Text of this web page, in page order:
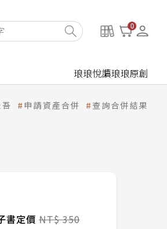
0
琅琅悅讀琅琅原創
申請資產合併 查詢合併結果
書定價NT$ 350